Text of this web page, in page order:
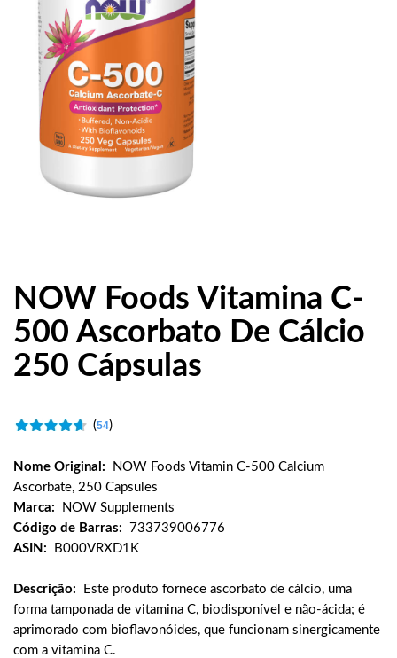
NOW Foods Vitamina C-
500 Ascorbato De Cálcio
250 Cápsulas
(54)
Nome Original:
NOW Foods Vitamin C-500 Calcium
Ascorbate, 250 Capsules
Marca:
NOW Supplements
Código de Barras:
733739006776
ASIN:
B000VRXD1K
Descrição:
Este produto fornece ascorbato de cálcio, uma
forma tamponada de vitamina C, biodisponível e não-ácida; é
aprimorado com bioflavonóides, que funcionam sinergicamente
com a vitamina C.